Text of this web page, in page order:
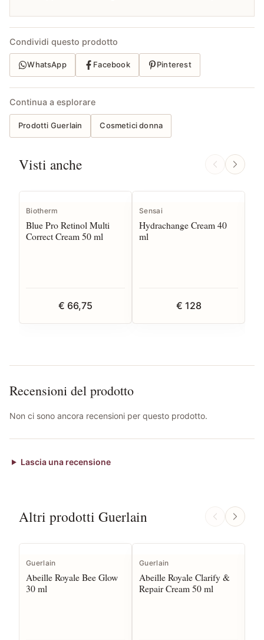
Condividi questo prodotto
WhatsApp Facebook Pinterest
Continua a esplorare
Prodotti Guerlain Cosmetici donna
Visti anche
Biotherm
Blue Pro Retinol Multi
Correct Cream 50 ml
€ 66,75
Sensai
Hydrachange Cream 40
ml
€ 128
Recensioni del prodotto
Non ci sono ancora recensioni per questo prodotto.
Lascia una recensione
Altri prodotti Guerlain
Guerlain
Abeille Royale Bee Glow
30 ml
Guerlain
Abeille Royale Clarify &
Repair Cream 50 ml